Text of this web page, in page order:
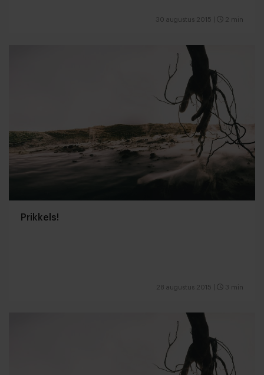
30 augustus 2015 2 min
Prikkels!
28 augustus 2015 3 min